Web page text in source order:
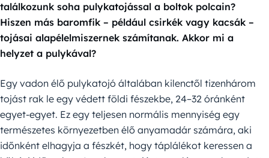
találkozunk soha pulykatojással a boltok polcain?
Hiszen más baromfik – például csirkék vagy kacsák –
tojásai alapélelmiszernek számítanak. Akkor mi a
helyzet a pulykával?
Egy vadon élő pulykatojó általában kilenctől tizenhárom
tojást rak le egy védett földi fészekbe, 24–32 óránként
egyet-egyet. Ez egy teljesen normális mennyiség egy
természetes környezetben élő anyamadár számára, aki
időnként elhagyja a fészkét, hogy táplálékot keressen a